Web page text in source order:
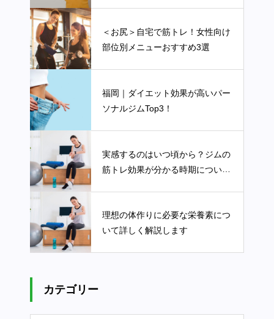
＜お尻＞自宅で筋トレ！女性向け
部位別メニューおすすめ3選
福岡｜ダイエット効果が高いパー
ソナルジムTop3！
実感するのはいつ頃から？ジムの
筋トレ効果が分かる時期について
理想の体作りに必要な栄養素につ
いて詳しく解説します
カテゴリー